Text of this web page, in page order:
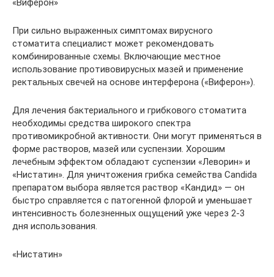
«Виферон»
При сильно выраженных симптомах вирусного
стоматита специалист может рекомендовать
комбинированные схемы. Включающие местное
использование противовирусных мазей и применение
ректальных свечей на основе интерферона («Виферон»).
Для лечения бактериального и грибкового стоматита
необходимы средства широкого спектра
противомикробной активности. Они могут применяться в
форме растворов, мазей или суспензии. Хорошим
лечебным эффектом обладают суспензии «Леворин» и
«Нистатин». Для уничтожения грибка семейства Candida
препаратом выбора является раствор «Кандид» — он
быстро справляется с патогенной флорой и уменьшает
интенсивность болезненных ощущений уже через 2-3
дня использования.
«Нистатин»